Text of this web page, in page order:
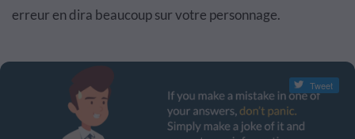
erreur en dira beaucoup sur votre personnage.
Tweet